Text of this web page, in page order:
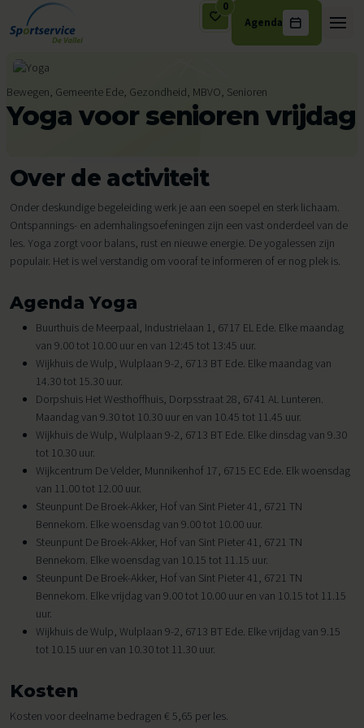
Ga naar de inhoud
0
Agenda
Bewegen, Gemeente Ede, Gezondheid, MBVO, Senioren
Yoga voor senioren vrijdag
Over de activiteit
Onder deskundige begeleiding werk je aan een soepel en sterk lichaam.
Ontspannings- en ademhalingsoefeningen zijn een vast onderdeel van de
les. Yoga zorgt voor balans, rust en nieuwe energie. De yogalessen zijn
populair. Het is wel verstandig om vooraf te informeren of er nog plek is.
Agenda Yoga
Buurthuis de Meerpaal, Industrielaan 1, 6717 EL Ede. Elke maandag
van 9.00 tot 10.00 uur en van 12:45 tot 13:45 uur.
Wijkhuis de Wulp, Wulplaan 9-2, 6713 BT Ede. Elke maandag van
14.30 tot 15.30 uur.
Dorpshuis Het Westhoffhuis, Dorpsstraat 28, 6741 AL Lunteren.
Maandag van 9.30 tot 10.30 uur en van 10.45 tot 11.45 uur.
Wijkhuis de Wulp, Wulplaan 9-2, 6713 BT Ede. Elke dinsdag van 9.30
tot 10.30 uur.
Wijkcentrum De Velder, Munnikenhof 17, 6715 EC Ede. Elk woensdag
van 11.00 tot 12.00 uur.
Steunpunt De Broek-Akker, Hof van Sint Pieter 41, 6721 TN
Bennekom. Elke woensdag van 9.00 tot 10.00 uur.
Steunpunt De Broek-Akker, Hof van Sint Pieter 41, 6721 TN
Bennekom. Elke woensdag van 10.15 tot 11.15 uur.
Steunpunt De Broek-Akker, Hof van Sint Pieter 41, 6721 TN
Bennekom. Elke vrijdag van 9.00 tot 10.00 uur en van 10.15 tot 11.15
uur.
Wijkhuis de Wulp, Wulplaan 9-2, 6713 BT Ede. Elke vrijdag van 9.15
tot 10.15 uur en van 10.30 tot 11.30 uur.
Kosten
Kosten voor deelname bedragen € 5,65 per les.